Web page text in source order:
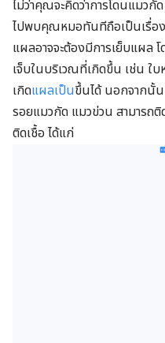
ไม่ว่าคุณจะคิดว่าการโดนแมวกั
ไปพบคุณหมอทันทีถือเป็นเรื่อง
แผลอาจจะต้องมีการเย็บแผล
เจ็บในบริเวณที่เกิดขึ้น เช่น ใบ
เกิดแผลเป็นขึ้นได้ นอกจากนั้
รอยแมวกัด แมวข่วน สามารถ
ติดเชื้อ ได้แก่